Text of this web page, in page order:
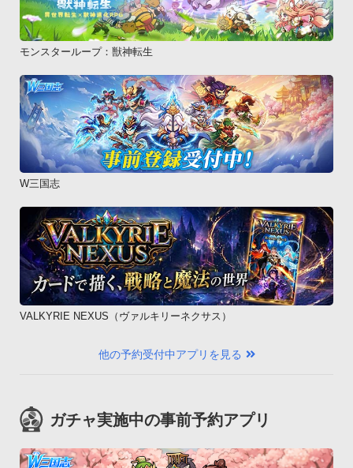
モンスターループ：獣神転生
W三国志
VALKYRIE NEXUS（ヴァルキリーネクサス）
他の予約受付中アプリを見る
ガチャ実施中の事前予約アプリ